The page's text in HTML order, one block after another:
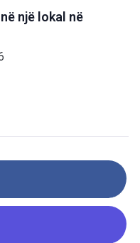
një lokal në